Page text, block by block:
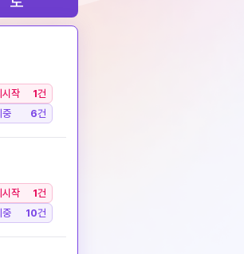
시작 1건
중
6건
시작 1건
중
10건